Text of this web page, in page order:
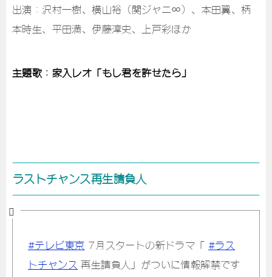
出演：沢村一樹、横山裕（関ジャニ∞）、本田翼、柄
本時生、平田満、伊藤淳史、上戸彩ほか
主題歌：家入レオ「もし君を許せたら」
ラストチャンス再生請負人
#テレビ東京 7月スタートの新ドラマ「 #ラス
トチャンス 再生請負人」がついに情報解禁です